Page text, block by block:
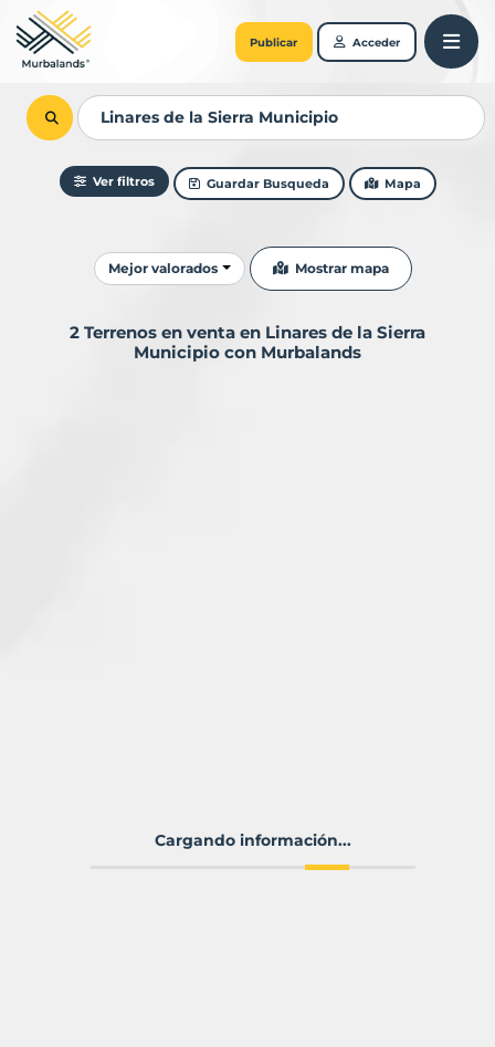
Publicar Acceder
Ver filtros Guardar Busqueda Mapa
Ordenar resultados
Mejor valorados Mostrar mapa
2 Terrenos en venta en Linares de la Sierra
Municipio con Murbalands
Cargando información...